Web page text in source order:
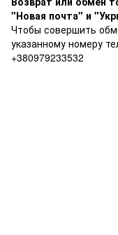
"Новая почта" и
Чтобы совершить
указанному номеру
+380979233532